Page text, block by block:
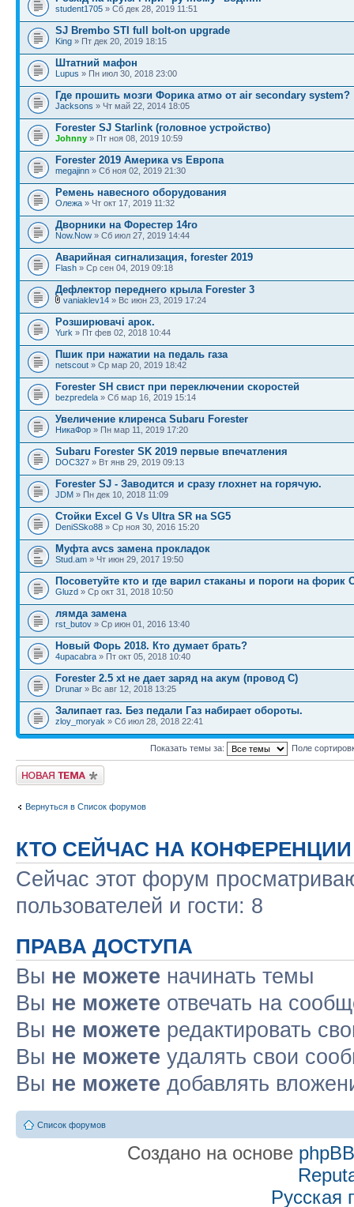
student1705 » Сб дек 28, 2019 11:51
SJ Brembo STI full bolt-on upgrade
King » Пт дек 20, 2019 18:15
Штатний мафон
Lupus » Пн июл 30, 2018 23:00
Где прошить мозги Форика атмо от air secondary system?
Jacksons » Чт май 22, 2014 18:05
Forester SJ Starlink (головное устройство)
Johnny » Пт ноя 08, 2019 10:59
Forester 2019 Америка vs Европа
megajinn » Сб ноя 02, 2019 21:30
Ремень навесного оборудования
Олежа » Чт окт 17, 2019 11:32
Дворники на Форестер 14го
Now.Now » Сб июл 27, 2019 14:44
Аварийная сигнализация, forester 2019
Flash » Ср сен 04, 2019 09:18
Дефлектор переднего крыла Forester 3
vaniaklev14 » Вс июн 23, 2019 17:24
Розширювачі арок.
Yurk » Пт фев 02, 2018 10:44
Пшик при нажатии на педаль газа
netscout » Ср мар 20, 2019 18:42
Forester SH свист при переключении скоростей
bezpredela » Сб мар 16, 2019 15:14
Увеличение клиренса Subaru Forester
НикаФор » Пн мар 11, 2019 17:20
Subaru Forester SK 2019 первые впечатления
DOC327 » Вт янв 29, 2019 09:13
Forester SJ - Заводится и сразу глохнет на горячую.
JDM » Пн дек 10, 2018 11:09
Стойки Exсel G Vs Ultra SR на SG5
DeniSSko88 » Ср ноя 30, 2016 15:20
Муфта avcs замена прокладок
Stud.am » Чт июн 29, 2017 19:50
Посоветуйте кто и где варил стаканы и пороги на форик
Gluzd » Ср окт 31, 2018 10:50
лямда замена
rst_butov » Ср июн 01, 2016 13:40
Новый Форь 2018. Кто думает брать?
4upacabra » Пт окт 05, 2018 10:40
Forester 2.5 xt не дает заряд на акум (провод С)
Drunar » Вс авг 12, 2018 13:25
Залипает газ. Без педали Газ набирает обороты.
zloy_moryak » Сб июл 28, 2018 22:41
Показать темы за: Поле
Новая тема
Вернуться в Список форумов
КТО СЕЙЧАС НА КОНФЕРЕНЦИИ
Сейчас этот форум
пользователей и гости: 8
ПРАВА ДОСТУПА
Вы не можете начинать темы
Вы не можете отвечать на
Вы не можете редактировать
Вы не можете удалять свои
Вы не можете добавлять
Список форумов
Создано на основе phpBB
Русская